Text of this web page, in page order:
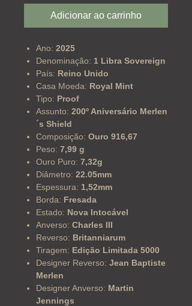
Adicionar ao carrinho
Ano: 2025
Denominação: 1 Libra Sovereign
País: Reino Unido
Casa Moeda: Royal Mint
Tipo: Proof
Assunto: 200º Aniversário Merlen
´s Shield
Composição: Ouro 916,67
Peso: 7,99 g
Ouro Puro: 7,32g
Diâmetro: 22.05mm
Espessura: 1,52mm
Borda: Fresada
Estado: Nova Intocável
Anverso: Charles III
Reverso: Britanniarum
Tiragem: Edição Limitada 5000
Designer Reverso: Jean Baptiste
Merlen
Designer Anverso: Martin
Jennings